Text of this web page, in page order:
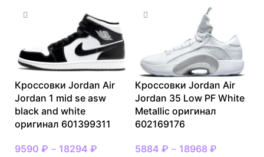
Кроссовки Jordan Air
Jordan 1 mid se asw
black and white
оригинал 601399311
9590 ₽ – 18294 ₽
Кроссовки Jordan Air
Jordan 35 Low PF White
Metallic оригинал
602169176
5884 ₽ – 18968 ₽